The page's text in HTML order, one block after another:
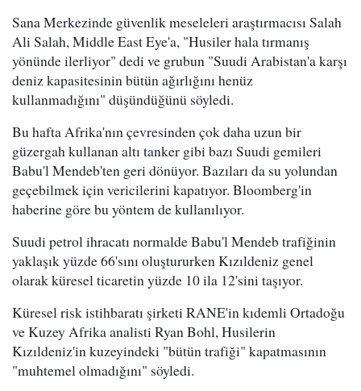
Sana Merkezinde güvenlik meseleleri araştırmacısı Salah
Ali Salah, Middle East Eye'a, "Husiler hala tırmanış
yönünde ilerliyor" dedi ve grubun "Suudi Arabistan'a karşı
deniz kapasitesinin bütün ağırlığını henüz
kullanmadığını" düşündüğünü söyledi.
Bu hafta Afrika'nın çevresinden çok daha uzun bir
güzergah kullanan altı tanker gibi bazı Suudi gemileri
Babu'l Mendeb'ten geri dönüyor. Bazıları da su yolundan
geçebilmek için vericilerini kapatıyor. Bloomberg'in
haberine göre bu yöntem de kullanılıyor.
Suudi petrol ihracatı normalde Babu'l Mendeb trafiğinin
yaklaşık yüzde 66'sını oluştururken Kızıldeniz genel
olarak küresel ticaretin yüzde 10 ila 12'sini taşıyor.
Küresel risk istihbaratı şirketi RANE'in kıdemli Ortadoğu
ve Kuzey Afrika analisti Ryan Bohl, Husilerin
Kızıldeniz'in kuzeyindeki "bütün trafiği" kapatmasının
"muhtemel olmadığını" söyledi.